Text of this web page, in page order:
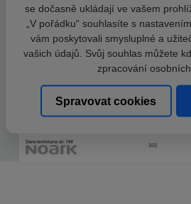
se dočasně ukládají ve vašem
„V pořádku“ souhlasíte s
vám poskytovali smysluplné a
vašich údajů. Svůj souhlas můžete
zpracování osobních
Spravovat cookies